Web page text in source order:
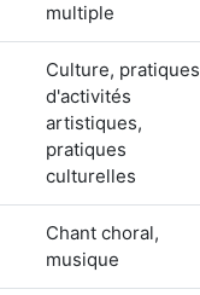
multiple
Culture, pratiques
d'activités
artistiques,
pratiques
culturelles
Chant choral,
musique